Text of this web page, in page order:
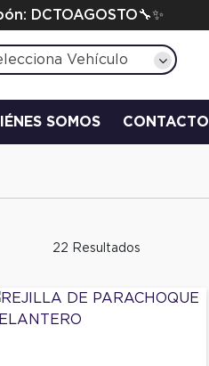
DCTOAGOSTO🔧✨
Vehículo
SOMOS CONTACTO
22 Resultados